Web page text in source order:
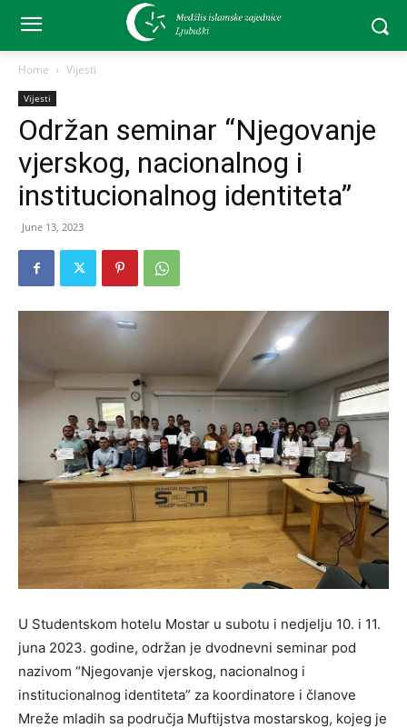
Home Vijesti
Vijesti
Održan seminar “Njegovanje
vjerskog, nacionalnog i
institucionalnog identiteta”
June 13, 2023
U Studentskom hotelu Mostar u subotu i nedjelju 10. i 11.
juna 2023. godine, održan je dvodnevni seminar pod
nazivom “Njegovanje vjerskog, nacionalnog i
institucionalnog identiteta” za koordinatore i članove
Mreže mladih sa područja Muftijstva mostarskog, kojeg je